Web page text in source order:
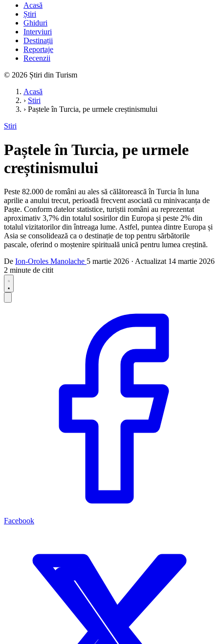
Acasă
Știri
Ghiduri
Interviuri
Destinații
Reportaje
Recenzii
© 2026 Știri din Turism
Acasă
› Stiri
› Paștele în Turcia, pe urmele creștinismului
Stiri
Paștele în Turcia, pe urmele
creștinismului
Peste 82.000 de români au ales să călătorească în Turcia în luna
aprilie a anului trecut, perioadă frecvent asociată cu minivacanța de
Paște. Conform datelor statistice, turiștii români au reprezentat
aproximativ 3,7% din totalul sosirilor din Europa și peste 2% din
totalul vizitatorilor din întreaga lume. Astfel, puntea dintre Europa și
Asia se consolidează ca o destinație de top pentru sărbătorile
pascale, oferind o moștenire spirituală unică pentru lumea creștină.
De Ion-Oroles Manolache 5 martie 2026 · Actualizat 14 martie 2026
2 minute de citit
Facebook